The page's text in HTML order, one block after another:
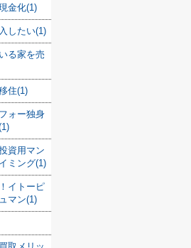
金化(1)
したい(1)
る家を売
住(1)
ォー独身
資用マン
ミング(1)
イトーピ
マン(1)